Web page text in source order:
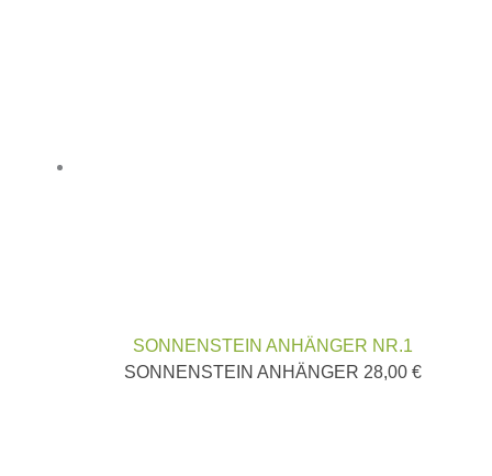
SONNENSTEIN ANHÄNGER NR.1
SONNENSTEIN ANHÄNGER 28,00 €